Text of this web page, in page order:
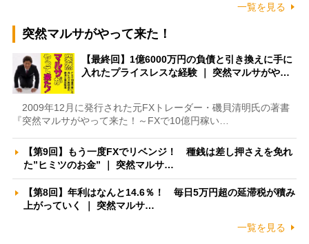
一覧を見る
突然マルサがやって来た！
【最終回】1億6000万円の負債と引き換えに手に
入れたプライスレスな経験 ｜ 突然マルサがや…
2009年12月に発行された元FXトレーダー・磯貝清明氏の著書
『突然マルサがやって来た！～FXで10億円稼い…
【第9回】もう一度FXでリベンジ！ 種銭は差し押さえを免れ
た”ヒミツのお金” ｜ 突然マルサ…
【第8回】年利はなんと14.6％！ 毎日5万円超の延滞税が積み
上がっていく ｜ 突然マルサ…
一覧を見る